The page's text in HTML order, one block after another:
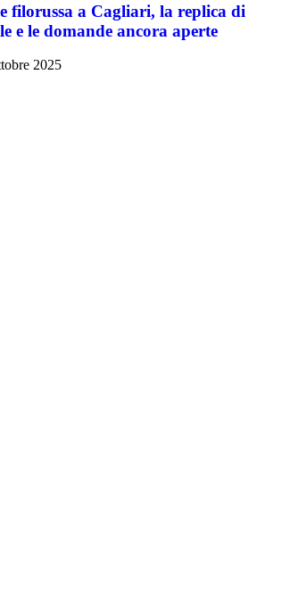
filorussa a Cagliari, la replica di
e le domande ancora aperte
2025